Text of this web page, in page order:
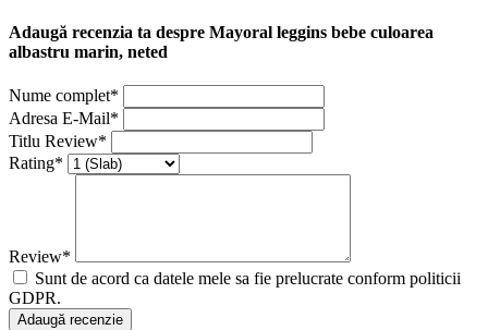
Adaugă recenzia ta despre Mayoral leggins bebe culoarea
albastru marin, neted
Nume complet*
Adresa E-Mail*
Titlu Review*
Rating*
Review*
Sunt de acord ca datele mele sa fie prelucrate conform politicii
GDPR.
Adaugă recenzie